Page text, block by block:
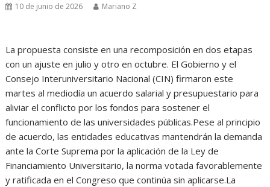
10 de junio de 2026 Mariano Z
La propuesta consiste en una recomposición en dos etapas
con un ajuste en julio y otro en octubre. El Gobierno y el
Consejo Interuniversitario Nacional (CIN) firmaron este
martes al mediodía un acuerdo salarial y presupuestario para
aliviar el conflicto por los fondos para sostener el
funcionamiento de las universidades públicas.Pese al principio
de acuerdo, las entidades educativas mantendrán la demanda
ante la Corte Suprema por la aplicación de la Ley de
Financiamiento Universitario, la norma votada favorablemente
y ratificada en el Congreso que continúa sin aplicarse.La